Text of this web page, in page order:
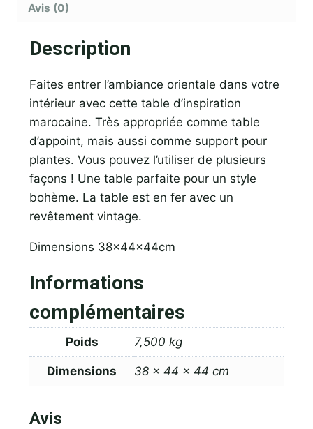
Avis (0)
Description
Faites entrer l’ambiance orientale dans votre
intérieur avec cette table d’inspiration
marocaine. Très appropriée comme table
d’appoint, mais aussi comme support pour
plantes. Vous pouvez l’utiliser de plusieurs
façons ! Une table parfaite pour un style
bohème. La table est en fer avec un
revêtement vintage.
Dimensions 38x44x44cm
Informations
complémentaires
Poids 7,500 kg
Dimensions 38 × 44 × 44 cm
Avis